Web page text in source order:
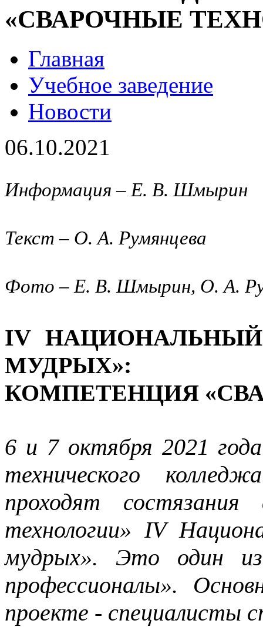
«СВАРОЧНЫЕ
Главная
Учебное заведение
Новости
06.10.2021
Информация – Е. В. Шмырин
Текст – О. А. Румянцева
Фото – Е. В. Шмырин, О. А.
IV
МУДРЫХ»:
КОМПЕТЕНЦИЯ
6 и 7 октября 2021
технического
проходят
технологии» IV
мудрых». Это один
профессионалы».
проекте - специалисты